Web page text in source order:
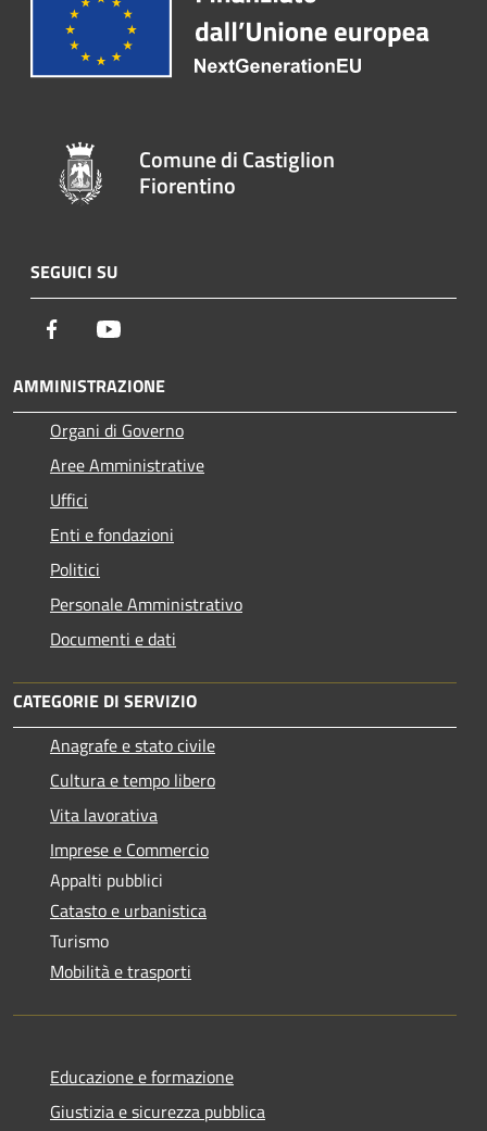
Comune di Castiglion
Fiorentino
SEGUICI SU
Facebook
AMMINISTRAZIONE
Organi di Governo
Aree Amministrative
Uffici
Enti e fondazioni
Politici
Personale Amministrativo
Documenti e dati
CATEGORIE DI SERVIZIO
Anagrafe e stato civile
Cultura e tempo libero
Vita lavorativa
Imprese e Commercio
Appalti pubblici
Catasto e urbanistica
Turismo
Mobilità e trasporti
Educazione e formazione
Giustizia e sicurezza pubblica